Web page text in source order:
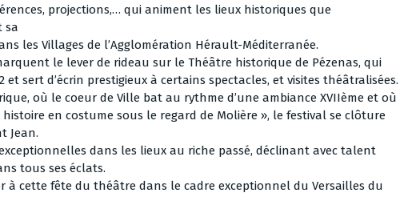
projections,… qui animent les lieux historiques que
sa
les Villages de l’Agglomération Hérault-Méditerranée.
le lever de rideau sur le Théâtre historique de Pézenas, qui
et sert d’écrin prestigieux à certains spectacles, et visites théâtralisées.
où le coeur de Ville bat au rythme d’une ambiance XVIIème et où
en costume sous le regard de Molière », le festival se clôture
Jean.
dans les lieux au riche passé, déclinant avec talent
tous ses éclats.
à cette fête du théâtre dans le cadre exceptionnel du Versailles du